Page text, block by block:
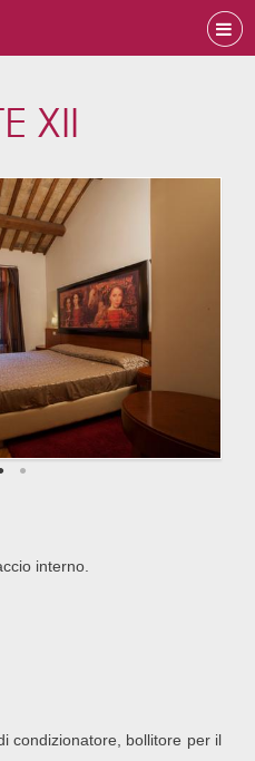
XII
interno.
condizionatore, bollitore per il